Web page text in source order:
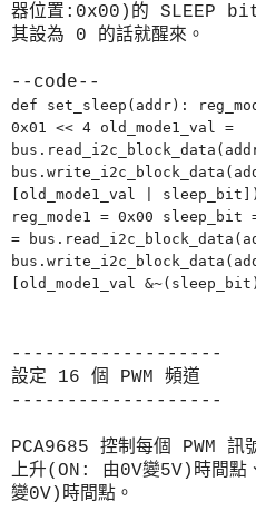
器位置:0x00)的 SLEEP
其設為 0 的話就醒來。
--code--
def set_sleep(addr):
0x01 << 4 old_mode1_val =
[old_mode1_val |
reg_mode1 = 0x00 sleep_bit
=
[old_mode1_val
-------------------
設定 16 個 PWM 頻道
-------------------
PCA9685 控制每個 PWM 訊
上升(ON: 由0V變5V)時間點
變0V)時間點。